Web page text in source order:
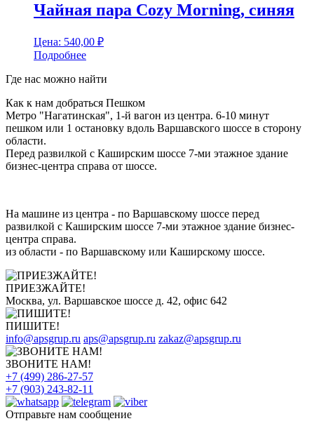
Чайная пара Cozy Morning, синяя
Цена: 540,00 ₽
Подробнее
Где нас можно найти
Как к нам добраться Пешком
Метро "Нагатинская", 1-й вагон из центра. 6-10 минут
пешком или 1 остановку вдоль Варшавского шоссе в сторону
области.
Перед развилкой с Каширским шоссе 7-ми этажное здание
бизнес-центра справа от шоссе.
На машине из центра - по Варшавскому шоссе перед
развилкой с Каширским шоссе 7-ми этажное здание бизнес-
центра справа.
из области - по Варшавскому или Каширскому шоссе.
ПРИЕЗЖАЙТЕ!
Москва, ул. Варшавское шоссе д. 42, офис 642
ПИШИТЕ!
info@apsgrup.ru aps@apsgrup.ru zakaz@apsgrup.ru
ЗВОНИТЕ НАМ!
+7 (499) 286-27-57
+7 (903) 243-82-11
Отправьте нам сообщение